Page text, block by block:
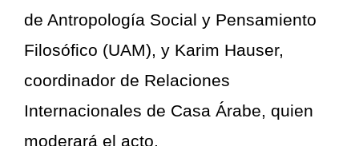
de Antropología Social y Pensamiento
Filosófico (UAM), y Karim Hauser,
coordinador de Relaciones
Internacionales de Casa Árabe, quien
moderará el acto.